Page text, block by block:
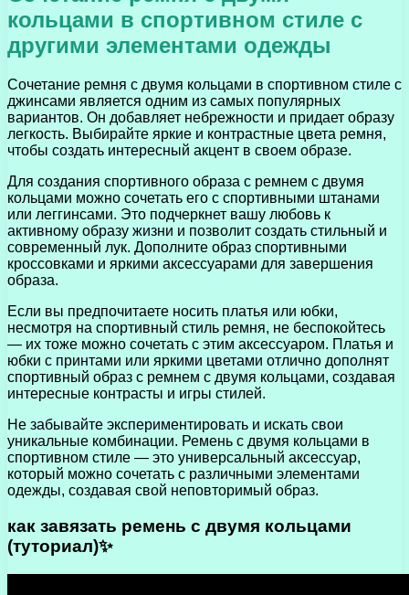
кольцами в спортивном стиле с
другими элементами одежды
Сочетание ремня с двумя кольцами в спортивном стиле с
джинсами является одним из самых популярных
вариантов. Он добавляет небрежности и придает образу
легкость. Выбирайте яркие и контрастные цвета ремня,
чтобы создать интересный акцент в своем образе.
Для создания спортивного образа с ремнем с двумя
кольцами можно сочетать его с спортивными штанами
или леггинсами. Это подчеркнет вашу любовь к
активному образу жизни и позволит создать стильный и
современный лук. Дополните образ спортивными
кроссовками и яркими аксессуарами для завершения
образа.
Если вы предпочитаете носить платья или юбки,
несмотря на спортивный стиль ремня, не беспокойтесь
— их тоже можно сочетать с этим аксессуаром. Платья и
юбки с принтами или яркими цветами отлично дополнят
спортивный образ с ремнем с двумя кольцами, создавая
интересные контрасты и игры стилей.
Не забывайте экспериментировать и искать свои
уникальные комбинации. Ремень с двумя кольцами в
спортивном стиле — это универсальный аксессуар,
который можно сочетать с различными элементами
одежды, создавая свой неповторимый образ.
как завязать ремень с двумя кольцами
(туториал)✨